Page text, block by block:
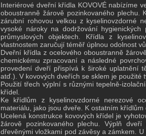
Interiérové dveřní křídla KOVOVÉ nabízíme
oboustranně žárově pozinkovaného plechu.
zárubní rohovou velkou z kyselinovzdorné
vysoké nároky na dodržování
průmyslových objektech. Křídla z
vlastnostem zaručují téměř úplnou odolnost
Dveřní křídla z ocelového oboustranně
chemickému zpracovaní a následné
provedení dveří přispívá k široké uplatnění
atď.). V kovových dveřích se sklem je použité
Použití třech výplní s různými tepelně-
křídel.
Ke křídlům z kyselinovzdorné nerezové
materiálu, jako jsou dveře. K ostatním
Ucelená konstrukce kovových křídel je
žárově pozinkovaného plechu. Výplň
dřevěnými vložkami pod závěsy a zámkem.